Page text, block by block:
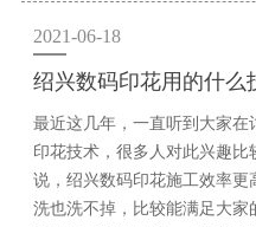
2021-06-18
绍兴数码印花用的什么
最近这几年，一直听到大家
印花技术，很多人对此兴趣
说，绍兴数码印花施工效率更
洗也洗不掉，比较能满足大